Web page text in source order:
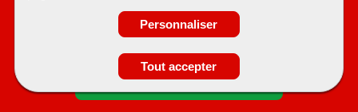
Obtenir ses
coordonnées
Personnaliser
Tout accepter
METREURJOB
Tous droits réservés © 1999 - 2026